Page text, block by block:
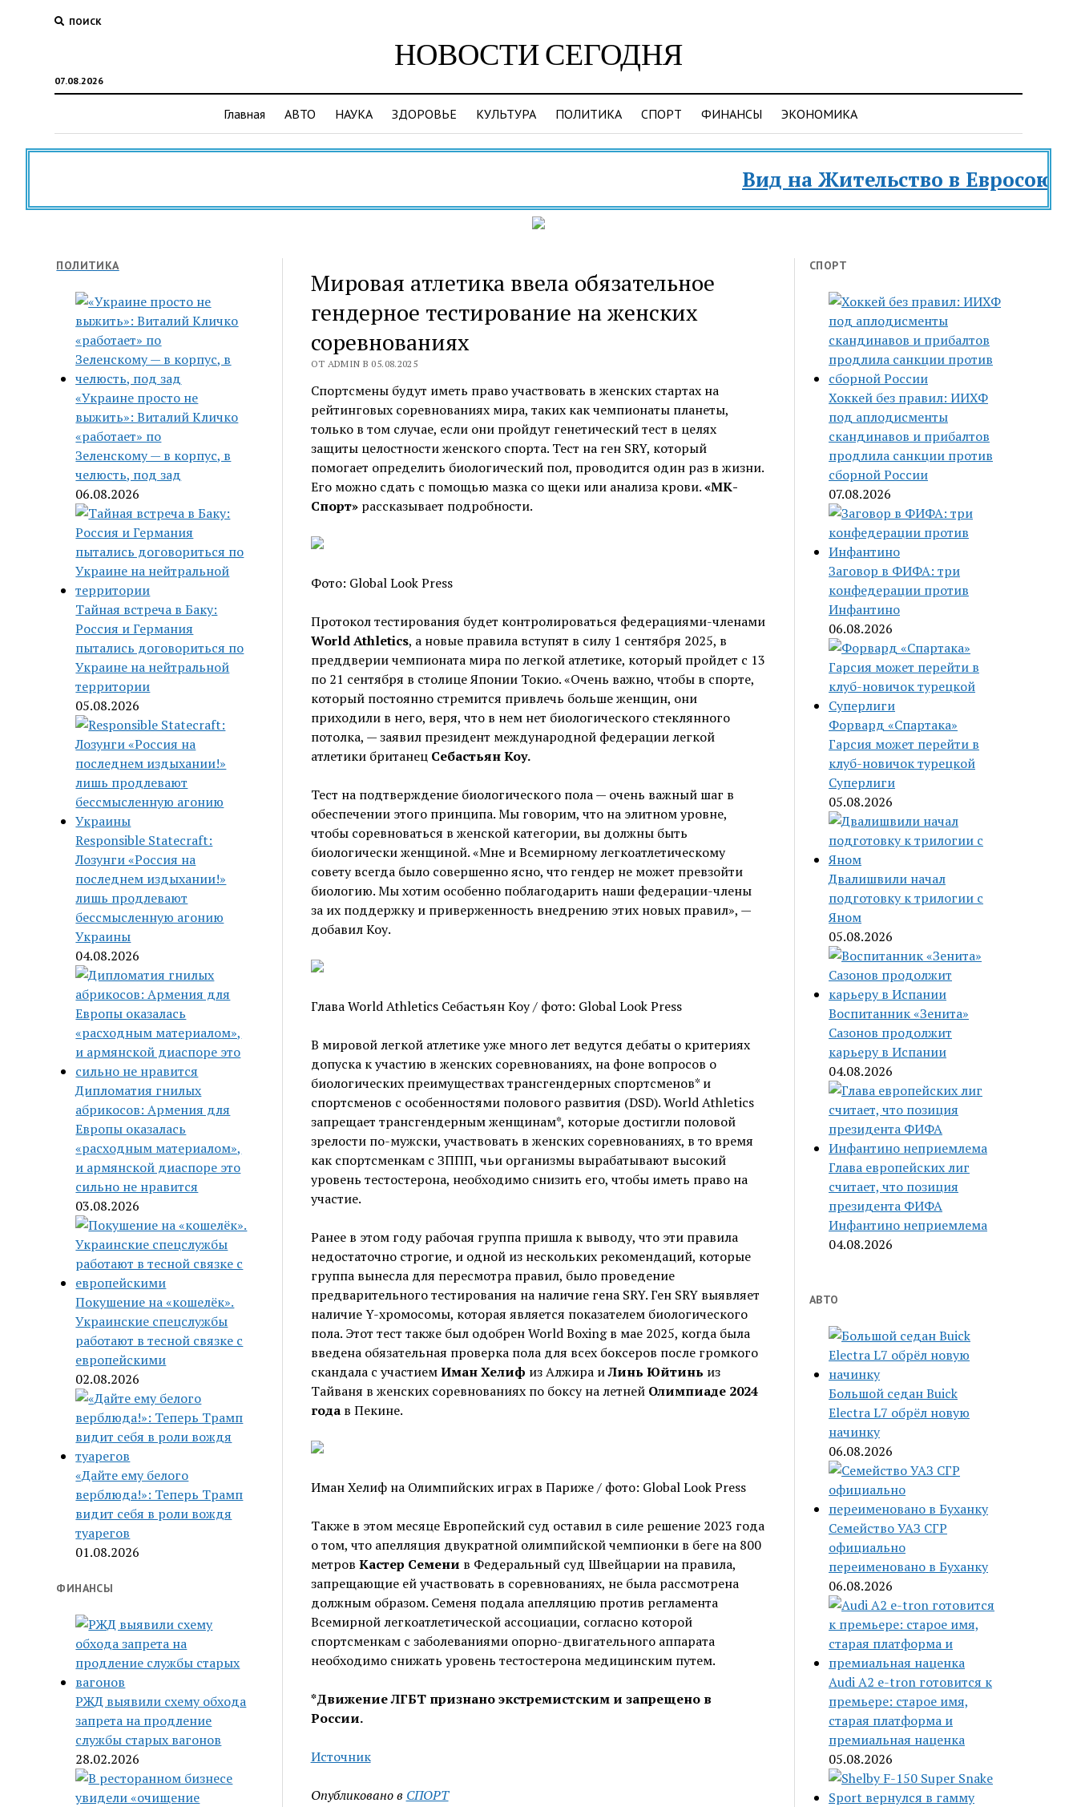
ПОИСК
НОВОСТИ СЕГОДНЯ
07.08.2026
Главная АВТО НАУКА ЗДОРОВЬЕ КУЛЬТУРА ПОЛИТИКА СПОРТ ФИНАНСЫ ЭКОНОМИКА
Вид на Жительство в Евросоюзе и
ПОЛИТИКА
«Украине просто не
выжить»: Виталий Кличко
«работает» по
Зеленскому — в корпус, в
челюсть, под зад
06.08.2026
Тайная встреча в Баку:
Россия и Германия
пытались договориться по
Украине на нейтральной
территории
05.08.2026
Responsible Statecraft:
Лозунги «Россия на
последнем издыхании!»
лишь продлевают
бессмысленную агонию
Украины
04.08.2026
Дипломатия гнилых
абрикосов: Армения для
Европы оказалась
«расходным материалом»,
и армянской диаспоре это
сильно не нравится
03.08.2026
Покушение на «кошелёк».
Украинские спецслужбы
работают в тесной связке с
европейскими
02.08.2026
«Дайте ему белого
верблюда!»: Теперь Трамп
видит себя в роли вождя
туарегов
01.08.2026
ФИНАНСЫ
РЖД выявили схему обхода
запрета на продление
службы старых вагонов
28.02.2026
Мировая атлетика ввела обязательное
гендерное тестирование на женских
соревнованиях
ОТ ADMIN В 05.08.2025
Спортсмены будут иметь право участвовать в женских стартах на
рейтинговых соревнованиях мира, таких как чемпионаты планеты,
только в том случае, если они пройдут генетический тест в целях
защиты целостности женского спорта. Тест на ген SRY, который
помогает определить биологический пол, проводится один раз в жизни.
Его можно сдать с помощью мазка со щеки или анализа крови.«МК-
Спорт»рассказывает подробности.
Фото: Global Look Press
Протокол тестирования будет контролироваться федерациями-членами
World Athletics, а новые правила вступят в силу 1 сентября 2025, в
преддверии чемпионата мира по легкой атлетике, который пройдет с 13
по 21 сентября в столице Японии Токио. «Очень важно, чтобы в спорте,
который постоянно стремится привлечь больше женщин, они
приходили в него, веря, что в нем нет биологического стеклянного
потолка, — заявил президент международной федерации легкой
атлетики британецСебастьян Коу.
Тест на подтверждение биологического пола — очень важный шаг в
обеспечении этого принципа. Мы говорим, что на элитном уровне,
чтобы соревноваться в женской категории, вы должны быть
биологически женщиной. «Мне и Всемирному легкоатлетическому
совету всегда было совершенно ясно, что гендер не может превзойти
биологию. Мы хотим особенно поблагодарить наши федерации-члены
за их поддержку и приверженность внедрению этих новых правил», —
добавил Коу.
Глава World Athletics Себастьян Коу / фото: Global Look Press
В мировой легкой атлетике уже много лет ведутся дебаты о критериях
допуска к участию в женских соревнованиях, на фоне вопросов о
биологических преимуществах трансгендерных спортсменов* и
спортсменов с особенностями полового развития (DSD). World Athletics
запрещает трансгендерным женщинам*, которые достигли половой
зрелости по-мужски, участвовать в женских соревнованиях, в то время
как спортсменкам с ЗППП, чьи организмы вырабатывают высокий
уровень тестостерона, необходимо снизить его, чтобы иметь право на
участие.
Ранее в этом году рабочая группа пришла к выводу, что эти правила
недостаточно строгие, и одной из нескольких рекомендаций, которые
группа вынесла для пересмотра правил, было проведение
предварительного тестирования на наличие гена SRY. Ген SRY выявляет
наличие Y-хромосомы, которая является показателем биологического
пола. Этот тест также был одобрен World Boxing в мае 2025, когда была
введена обязательная проверка пола для всех боксеров после громкого
скандала с участиемИман Хелиф из Алжира иЛинь Юйтинь из
Тайваня в женских соревнованиях по боксу на летней Олимпиаде 2024
годав Пекине.
Иман Хелиф на Олимпийских играх в Париже / фото: Global Look Press
Также в этом месяце Европейский суд оставил в силе решение 2023 года
о том, что апелляция двукратной олимпийской чемпионки в беге на 800
метров Кастер Семени в Федеральный суд Швейцарии на правила,
запрещающие ей участвовать в соревнованиях, не была рассмотрена
должным образом. Семеня подала апелляцию против регламента
Всемирной легкоатлетической ассоциации, согласно которой
спортсменкам с заболеваниями опорно-двигательного аппарата
необходимо снижать уровень тестостерона медицинским путем.
*Движение ЛГБТ признано экстремистским и запрещено в
России.
Источник
Опубликовано в СПОРТ
СПОРТ
Хоккей без правил: ИИХФ
под аплодисменты
скандинавов и прибалтов
продлила санкции против
сборной России
07.08.2026
Заговор в ФИФА: три
конфедерации против
Инфантино
06.08.2026
Форвард «Спартака»
Гарсия может перейти в
клуб-новичок турецкой
Суперлиги
05.08.2026
Двалишвили начал
подготовку к трилогии с
Яном
05.08.2026
Воспитанник «Зенита»
Сазонов продолжит
карьеру в Испании
04.08.2026
Глава европейских лиг
считает, что позиция
президента ФИФА
Инфантино неприемлема
04.08.2026
АВТО
Большой седан Buick
Electra L7 обрёл новую
начинку
06.08.2026
Семейство УАЗ СГР
официально
переименовано в Буханку
06.08.2026
Audi A2 e-tron готовится к
премьере: старое имя,
старая платформа и
премиальная наценка
05.08.2026